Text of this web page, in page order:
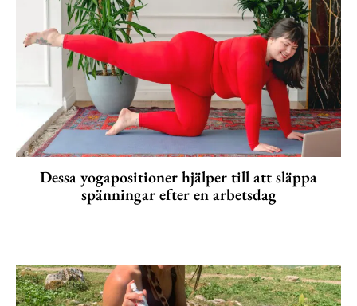
Dessa yogapositioner hjälper till att släppa
spänningar efter en arbetsdag